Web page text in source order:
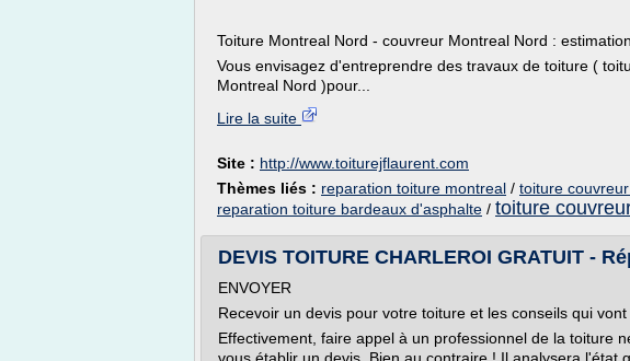
Toiture Montreal Nord - couvreur Montreal Nord :
Vous envisagez d'entreprendre des travaux de toiture (
Montreal Nord )pour...
Lire la suite
Site : http://www.toiturejflaurent.com
Thèmes liés : reparation toiture montreal / toiture
reparation toiture bardeaux d'asphalte / toiture
DEVIS TOITURE CHARLEROI GRATUIT -
ENVOYER
Recevoir un devis pour votre toiture et les conseils qui vont
Effectivement, faire appel à un professionnel de la toiture